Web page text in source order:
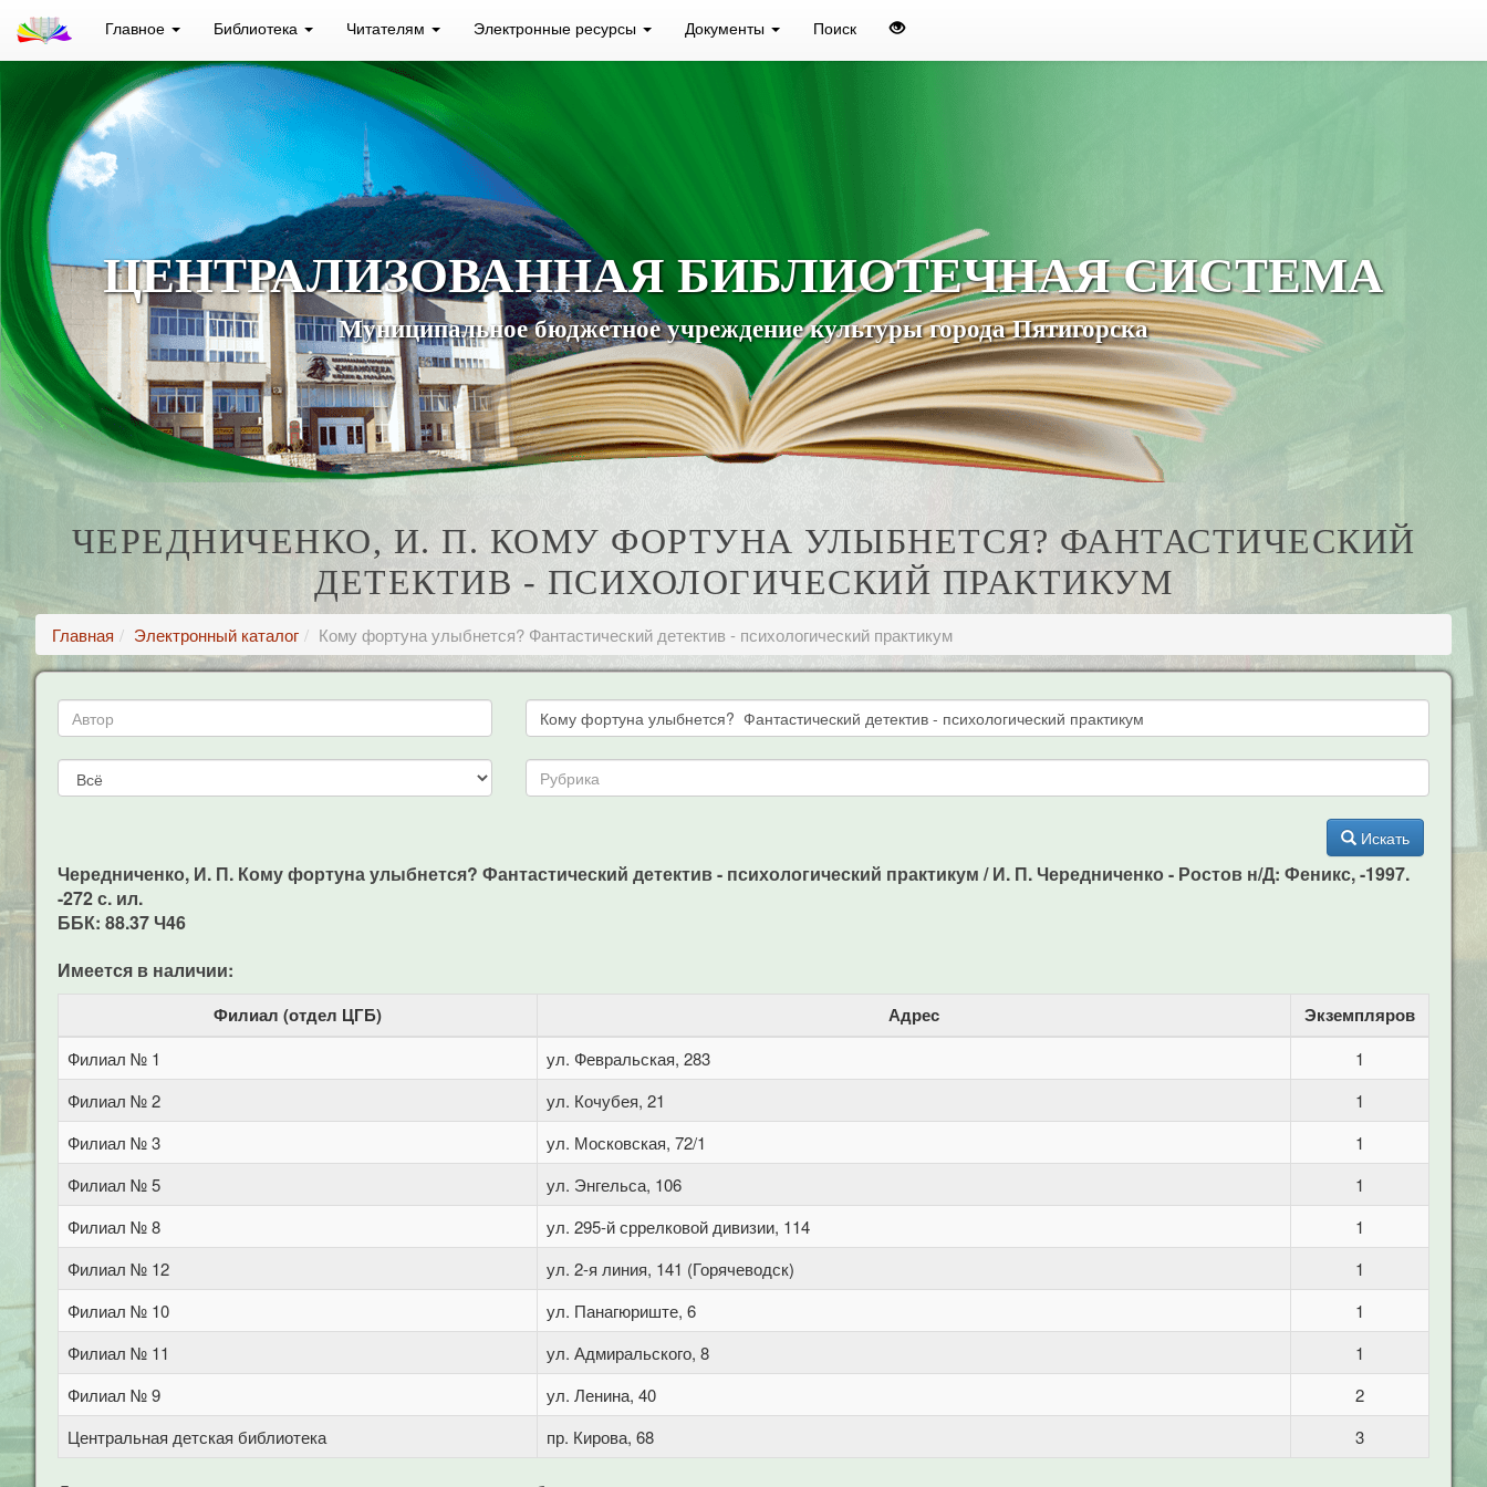
Главное Библиотека Читателям Электронные ресурсы Документы Поиск
ЦЕНТРАЛИЗОВАННАЯ БИБЛИОТЕЧНАЯ СИСТЕМА
Муниципальное бюджетное учреждение культуры города Пятигорска
ЧЕРЕДНИЧЕНКО, И. П. КОМУ ФОРТУНА УЛЫБНЕТСЯ? ФАНТАСТИЧЕСКИЙ
ДЕТЕКТИВ - ПСИХОЛОГИЧЕСКИЙ ПРАКТИКУМ
Главная Электронный каталог Кому фортуна улыбнется? Фантастический детектив - психологический практикум
Искать
Чередниченко, И. П. Кому фортуна улыбнется? Фантастический детектив - психологический практикум / И. П. Чередниченко - Ростов н/Д: Феникс, -1997.
-272 с. ил.
ББК: 88.37 Ч46
Имеется в наличии:
Филиал (отдел ЦГБ) Адрес Экземпляров
Филиал № 1 ул. Февральская, 283
1
Филиал № 2
ул. Кочубея, 21
1
Филиал № 3
ул. Московская, 72/1
1
Филиал № 5
ул. Энгельса, 106
1
Филиал № 8
ул. 295-й сррелковой дивизии, 114
1
Филиал № 12
ул. 2-я линия, 141 (Горячеводск)
1
Филиал № 10
ул. Панагюриште, 6
1
Филиал № 11
ул. Адмиральского, 8
1
Филиал № 9
ул. Ленина, 40
2
Центральная детская библиотека
пр. Кирова, 68 3